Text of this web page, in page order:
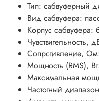
Тип: сабвуферный
Вид сабвуфера:
Корпус сабвуфера:
Чувствительность,
Сопротивление,
Мощность (RMS),
Максимальная
Частотный